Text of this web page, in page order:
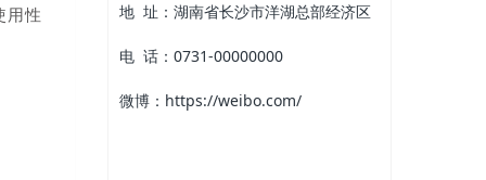
用性 地 址：湖南省长沙市洋湖总部经济区
电 话：0731-00000000
微博：https://weibo.com/